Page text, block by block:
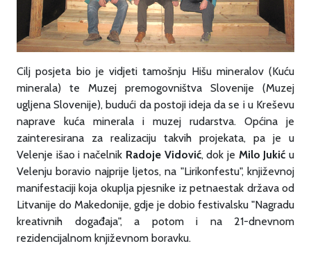
Cilj posjeta bio je vidjeti tamošnju Hišu mineralov (Kuću
minerala) te Muzej premogovništva Slovenije (Muzej
ugljena Slovenije), budući da postoji ideja da se i u Kreševu
naprave kuća minerala i muzej rudarstva. Općina je
zainteresirana za realizaciju takvih projekata, pa je u
Velenje išao i načelnik Radoje Vidović, dok je Milo Jukić u
Velenju boravio najprije ljetos, na "Lirikonfestu", književnoj
manifestaciji koja okuplja pjesnike iz petnaestak država od
Litvanije do Makedonije, gdje je dobio festivalsku "Nagradu
kreativnih događaja", a potom i na 21-dnevnom
rezidencijalnom književnom boravku.